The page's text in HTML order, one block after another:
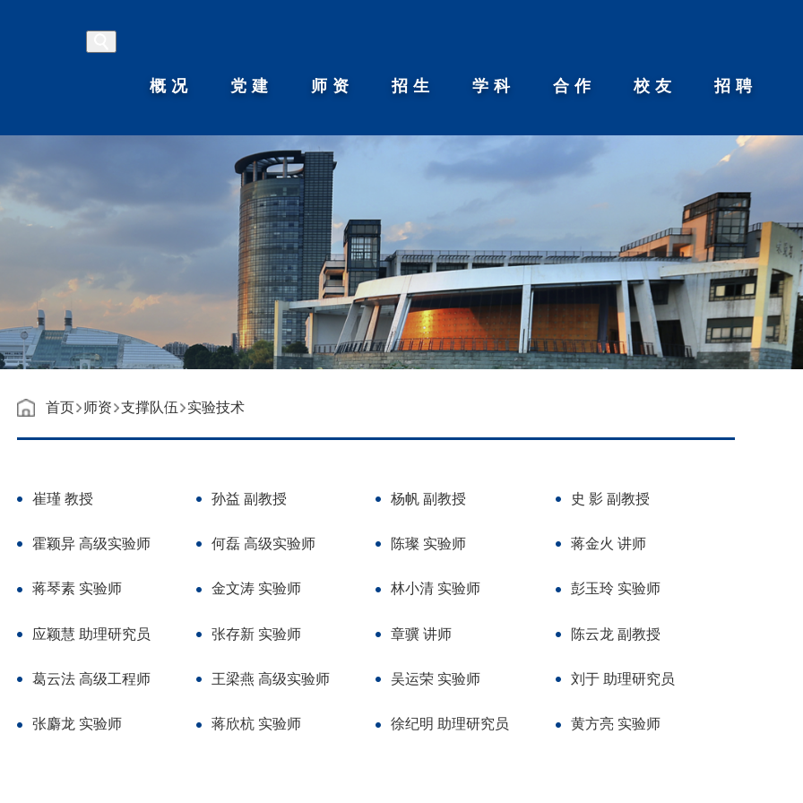
概况 党建 师资 招生 学科 合作 校友 招聘
首页 师资 支撑队伍 实验技术
崔瑾 教授 孙益 副教授 杨帆 副教授 史 影 副教授
霍颖异 高级实验师 何磊 高级实验师 陈璨 实验师 蒋金火 讲师
蒋琴素 实验师 金文涛 实验师 林小清 实验师 彭玉玲 实验师
应颖慧 助理研究员 张存新 实验师 章骥 讲师 陈云龙 副教授
葛云法 高级工程师 王梁燕 高级实验师 吴运荣 实验师 刘于 助理研究员
张麝龙 实验师 蒋欣杭 实验师 徐纪明 助理研究员 黄方亮 实验师